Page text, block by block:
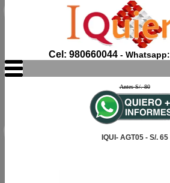
Cel: 980660044- Whatsapp:
Antes S/. 80
IQUI- AGT05 - S/. 65